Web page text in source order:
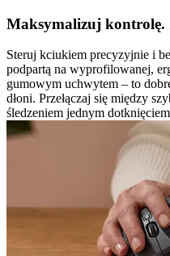
Maksymalizuj
Steruj kciukiem precyzyjnie i
podpartą na wyprofilowanej,
gumowym uchwytem – to
dłoni. Przełączaj się między
śledzeniem jednym